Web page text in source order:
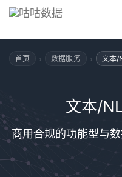
首页 › 数据服务 › 文本/
文本/
商用合规的功能型与